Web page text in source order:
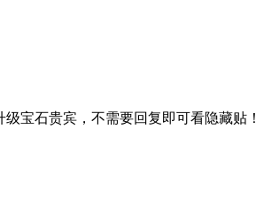
宝石贵宾，不需要回复即可看隐藏贴！